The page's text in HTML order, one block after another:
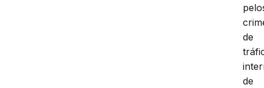
de
de